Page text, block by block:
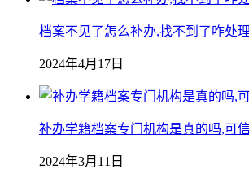
档案不见了怎么补办,找不到了咋处
2024年4月17日
补办学籍档案专门机构是真的吗,可
2024年3月11日